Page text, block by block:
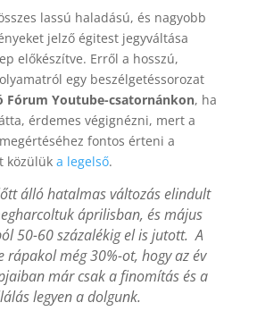
lassú haladású, és nagyobb
jelző égitest jegyváltása
előkészítve. Erről a hosszú,
egy beszélgetéssorozat
Fórum Youtube-csatornánkon, ha
érdemes végignézni, mert a
fontos érteni a
közülük a legelső.
álló hatalmas változás elindult
áprilisban, és május
50-60 százalékig el is jutott. A
rápakol még 30%-ot, hogy az év
már csak a finomítás és a
legyen a dolgunk.